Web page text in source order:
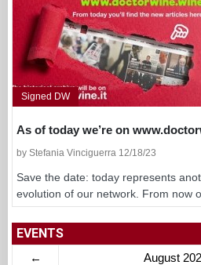
Signed DW
As of today we’re on
by Stefania Vinciguerra 12/18/23
Save the date: today represents
evolution of our network. From now
EVENTS
← August